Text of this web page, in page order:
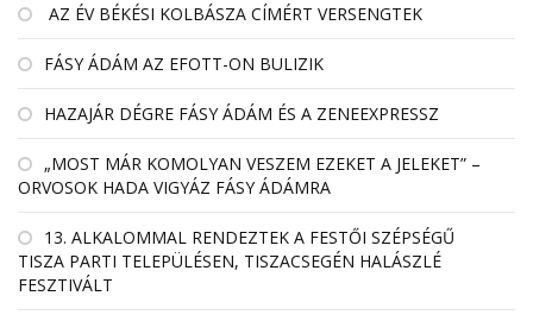
AZ ÉV BÉKÉSI KOLBÁSZA CÍMÉRT VERSENGTEK
FÁSY ÁDÁM AZ EFOTT-ON BULIZIK
HAZAJÁR DÉGRE FÁSY ÁDÁM ÉS A ZENEEXPRESSZ
„MOST MÁR KOMOLYAN VESZEM EZEKET A JELEKET” –
ORVOSOK HADA VIGYÁZ FÁSY ÁDÁMRA
13. ALKALOMMAL RENDEZTEK A FESTŐI SZÉPSÉGŰ
TISZA PARTI TELEPÜLÉSEN, TISZACSEGÉN HALÁSZLÉ
FESZTIVÁLT